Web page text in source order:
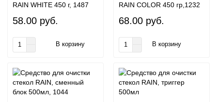
RAIN WHITE 450 г, 1487
58.00 руб.
В корзину
RAIN COLOR 450 гр,1232
68.00 руб.
В корзину